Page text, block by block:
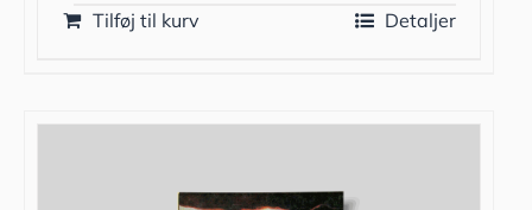
Tilføj til kurv Detaljer